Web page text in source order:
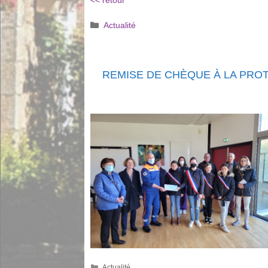
Catégories
Actualité
REMISE DE CHÈQUE À LA